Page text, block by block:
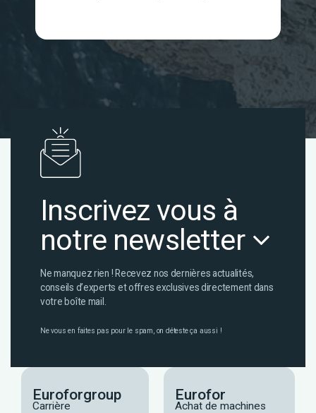
Inscrivez vous à
notre newsletter
Ne manquez rien ! Recevez nos dernières actualités,
conseils d’experts et offres exclusives directement dans
votre boîte mail.
Ne vous en faites pas pour le spam, on déteste ça aussi !
Euroforgroup
Carrière
Eurofor
Achat de machines